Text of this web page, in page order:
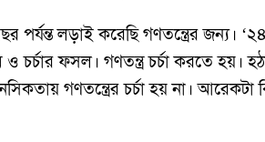
লড়াই করেছি গণতন্ত্রের জন্য।
ও চর্চার ফসল। গণতন্ত্র চর্চা করতে
গণতন্ত্রের চর্চা হয় না।